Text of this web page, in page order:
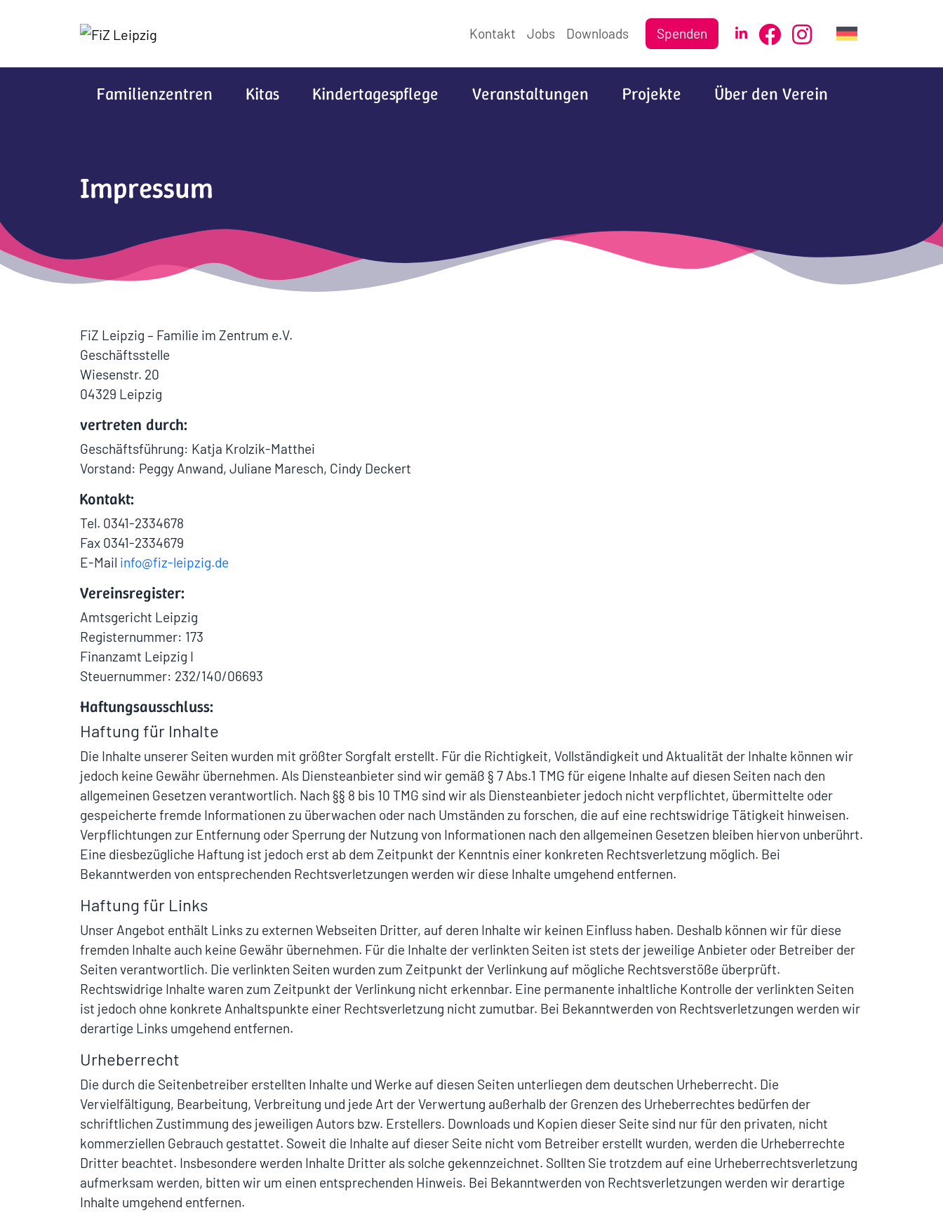
Kontakt
Jobs Downloads Spenden
Familienzentren Kitas Kindertagespflege Veranstaltungen Projekte Über den Verein
Impressum
FiZ Leipzig – Familie im Zentrum e.V.
Geschäftsstelle
Wiesenstr. 20
04329 Leipzig
vertreten durch:
Geschäftsführung: Katja Krolzik-Matthei
Vorstand: Peggy Anwand, Juliane Maresch, Cindy Deckert
Kontakt:
Tel. 0341-2334678
Fax 0341-2334679
E-Mail info@fiz-leipzig.de
Vereinsregister:
Amtsgericht Leipzig
Registernummer: 173
Finanzamt Leipzig I
Steuernummer: 232/140/06693
Haftungsausschluss:
Haftung für Inhalte
Die Inhalte unserer Seiten wurden mit größter Sorgfalt erstellt. Für die Richtigkeit, Vollständigkeit und Aktualität der Inhalte können wir
jedoch keine Gewähr übernehmen. Als Diensteanbieter sind wir gemäß § 7 Abs.1 TMG für eigene Inhalte auf diesen Seiten nach den
allgemeinen Gesetzen verantwortlich. Nach §§ 8 bis 10 TMG sind wir als Diensteanbieter jedoch nicht verpflichtet, übermittelte oder
gespeicherte fremde Informationen zu überwachen oder nach Umständen zu forschen, die auf eine rechtswidrige Tätigkeit hinweisen.
Verpflichtungen zur Entfernung oder Sperrung der Nutzung von Informationen nach den allgemeinen Gesetzen bleiben hiervon unberührt.
Eine diesbezügliche Haftung ist jedoch erst ab dem Zeitpunkt der Kenntnis einer konkreten Rechtsverletzung möglich. Bei
Bekanntwerden von entsprechenden Rechtsverletzungen werden wir diese Inhalte umgehend entfernen.
Haftung für Links
Unser Angebot enthält Links zu externen Webseiten Dritter, auf deren Inhalte wir keinen Einfluss haben. Deshalb können wir für diese
fremden Inhalte auch keine Gewähr übernehmen. Für die Inhalte der verlinkten Seiten ist stets der jeweilige Anbieter oder Betreiber der
Seiten verantwortlich. Die verlinkten Seiten wurden zum Zeitpunkt der Verlinkung auf mögliche Rechtsverstöße überprüft.
Rechtswidrige Inhalte waren zum Zeitpunkt der Verlinkung nicht erkennbar. Eine permanente inhaltliche Kontrolle der verlinkten Seiten
ist jedoch ohne konkrete Anhaltspunkte einer Rechtsverletzung nicht zumutbar. Bei Bekanntwerden von Rechtsverletzungen werden wir
derartige Links umgehend entfernen.
Urheberrecht
Die durch die Seitenbetreiber erstellten Inhalte und Werke auf diesen Seiten unterliegen dem deutschen Urheberrecht. Die
Vervielfältigung, Bearbeitung, Verbreitung und jede Art der Verwertung außerhalb der Grenzen des Urheberrechtes bedürfen der
schriftlichen Zustimmung des jeweiligen Autors bzw. Erstellers. Downloads und Kopien dieser Seite sind nur für den privaten, nicht
kommerziellen Gebrauch gestattet. Soweit die Inhalte auf dieser Seite nicht vom Betreiber erstellt wurden, werden die Urheberrechte
Dritter beachtet. Insbesondere werden Inhalte Dritter als solche gekennzeichnet. Sollten Sie trotzdem auf eine Urheberrechtsverletzung
aufmerksam werden, bitten wir um einen entsprechenden Hinweis. Bei Bekanntwerden von Rechtsverletzungen werden wir derartige
Inhalte umgehend entfernen.